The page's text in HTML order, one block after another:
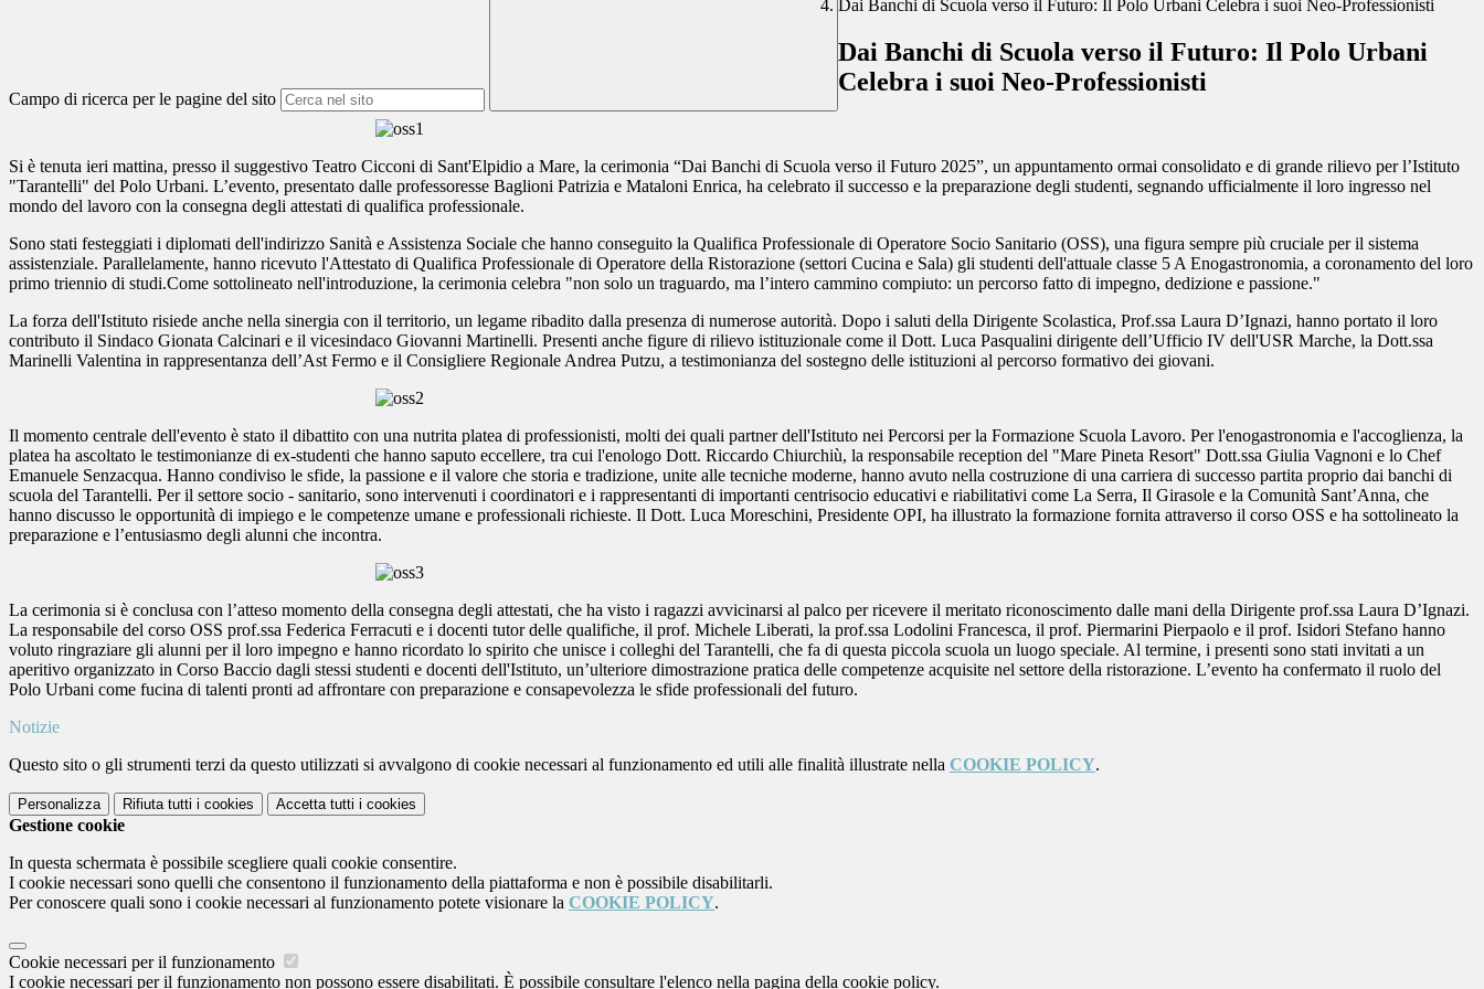
Campo di ricerca per le pagine del sito
Dai Banchi di Scuola verso il Futuro: Il Polo Urbani Celebra i suoi Neo-Professionisti
Dai Banchi di Scuola verso il Futuro: Il Polo Urbani
Celebra i suoi Neo-Professionisti
Si è tenuta ieri mattina, presso il suggestivo Teatro Cicconi di Sant'Elpidio a Mare, la cerimonia “Dai Banchi di Scuola verso il Futuro 2025”, un appuntamento ormai consolidato e di grande rilievo per l’Istituto
"Tarantelli" del Polo Urbani. L’evento, presentato dalle professoresse Baglioni Patrizia e Mataloni Enrica, ha celebrato il successo e la preparazione degli studenti, segnando ufficialmente il loro ingresso nel
mondo del lavoro con la consegna degli attestati di qualifica professionale.
Sono stati festeggiati i diplomati dell'indirizzo Sanità e Assistenza Sociale che hanno conseguito la Qualifica Professionale di Operatore Socio Sanitario (OSS), una figura sempre più cruciale per il sistema
assistenziale. Parallelamente, hanno ricevuto l'Attestato di Qualifica Professionale di Operatore della Ristorazione (settori Cucina e Sala) gli studenti dell'attuale classe 5 A Enogastronomia, a coronamento del loro
primo triennio di studi.Come sottolineato nell'introduzione, la cerimonia celebra "non solo un traguardo, ma l’intero cammino compiuto: un percorso fatto di impegno, dedizione e passione."
La forza dell'Istituto risiede anche nella sinergia con il territorio, un legame ribadito dalla presenza di numerose autorità. Dopo i saluti della Dirigente Scolastica, Prof.ssa Laura D’Ignazi, hanno portato il loro
contributo il Sindaco Gionata Calcinari e il vicesindaco Giovanni Martinelli. Presenti anche figure di rilievo istituzionale come il Dott. Luca Pasqualini dirigente dell’Ufficio IV dell'USR Marche, la Dott.ssa
Marinelli Valentina in rappresentanza dell’Ast Fermo e il Consigliere Regionale Andrea Putzu, a testimonianza del sostegno delle istituzioni al percorso formativo dei giovani.
Il momento centrale dell'evento è stato il dibattito con una nutrita platea di professionisti, molti dei quali partner dell'Istituto nei Percorsi per la Formazione Scuola Lavoro. Per l'enogastronomia e l'accoglienza, la
platea ha ascoltato le testimonianze di ex-studenti che hanno saputo eccellere, tra cui l'enologo Dott. Riccardo Chiurchiù, la responsabile reception del "Mare Pineta Resort" Dott.ssa Giulia Vagnoni e lo Chef
Emanuele Senzacqua. Hanno condiviso le sfide, la passione e il valore che storia e tradizione, unite alle tecniche moderne, hanno avuto nella costruzione di una carriera di successo partita proprio dai banchi di
scuola del Tarantelli. Per il settore socio - sanitario, sono intervenuti i coordinatori e i rappresentanti di importanti centrisocio educativi e riabilitativi come La Serra, Il Girasole e la Comunità Sant’Anna, che
hanno discusso le opportunità di impiego e le competenze umane e professionali richieste. Il Dott. Luca Moreschini, Presidente OPI, ha illustrato la formazione fornita attraverso il corso OSS e ha sottolineato la
preparazione e l’entusiasmo degli alunni che incontra.
La cerimonia si è conclusa con l’atteso momento della consegna degli attestati, che ha visto i ragazzi avvicinarsi al palco per ricevere il meritato riconoscimento dalle mani della Dirigente prof.ssa Laura D’Ignazi.
La responsabile del corso OSS prof.ssa Federica Ferracuti e i docenti tutor delle qualifiche, il prof. Michele Liberati, la prof.ssa Lodolini Francesca, il prof. Piermarini Pierpaolo e il prof. Isidori Stefano hanno
voluto ringraziare gli alunni per il loro impegno e hanno ricordato lo spirito che unisce i colleghi del Tarantelli, che fa di questa piccola scuola un luogo speciale. Al termine, i presenti sono stati invitati a un
aperitivo organizzato in Corso Baccio dagli stessi studenti e docenti dell'Istituto, un’ulteriore dimostrazione pratica delle competenze acquisite nel settore della ristorazione. L’evento ha confermato il ruolo del
Polo Urbani come fucina di talenti pronti ad affrontare con preparazione e consapevolezza le sfide professionali del futuro.
Notizie
Questo sito o gli strumenti terzi da questo utilizzati si avvalgono di cookie necessari al funzionamento ed utili alle finalità illustrate nella COOKIE POLICY.
Personalizza Rifiuta tutti i cookies Accetta tutti i cookies
Gestione cookie
In questa schermata è possibile scegliere quali cookie consentire.
I cookie necessari sono quelli che consentono il funzionamento della piattaforma e non è possibile disabilitarli.
Per conoscere quali sono i cookie necessari al funzionamento potete visionare la COOKIE POLICY.
Cookie necessari per il funzionamento
I cookie necessari per il funzionamento non possono essere disabilitati. È possibile consultare l'elenco nella pagina della cookie policy.